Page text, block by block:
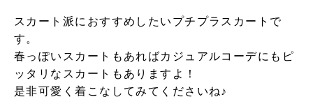
スカート派におすすめしたいプチプラスカートで
す。
春っぽいスカートもあればカジュアルコーデにもピ
ッタリなスカートもありますよ！
是非可愛く着こなしてみてくださいね♪